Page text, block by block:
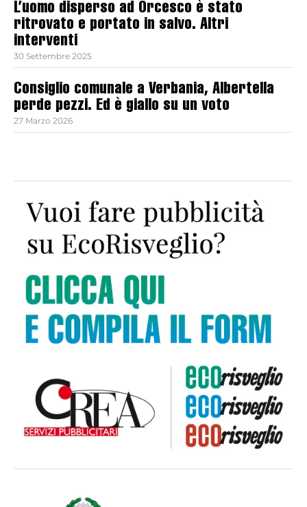
L’uomo disperso ad Orcesco è stato
ritrovato e portato in salvo. Altri
interventi
30 Settembre 2025
Consiglio comunale a Verbania, Albertella
perde pezzi. Ed è giallo su un voto
27 Marzo 2026